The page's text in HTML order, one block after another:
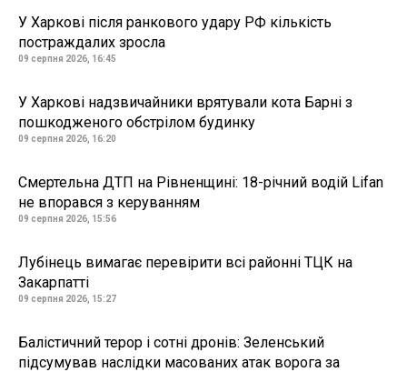
У Харкові після ранкового удару РФ кількість
постраждалих зросла
09 серпня 2026, 16:45
У Харкові надзвичайники врятували кота Барні з
пошкодженого обстрілом будинку
09 серпня 2026, 16:20
Смертельна ДТП на Рівненщині: 18-річний водій Lifan
не впорався з керуванням
09 серпня 2026, 15:56
Лубінець вимагає перевірити всі районні ТЦК на
Закарпатті
09 серпня 2026, 15:27
Балістичний терор і сотні дронів: Зеленський
підсумував наслідки масованих атак ворога за